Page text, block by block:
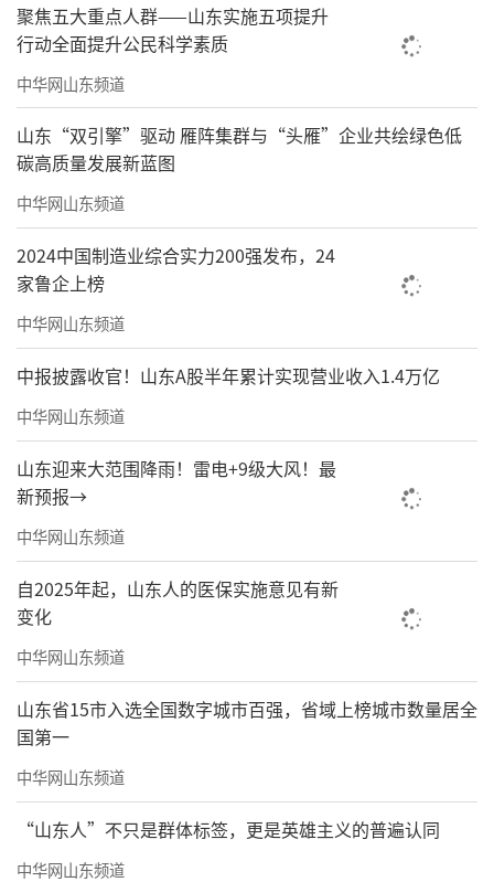
聚焦五大重点人群——山东实施五项提升
行动全面提升公民科学素质
中华网山东频道
山东“双引擎”驱动 雁阵集群与“头雁”企业共绘绿色低
碳高质量发展新蓝图
中华网山东频道
2024中国制造业综合实力200强发布，24
家鲁企上榜
中华网山东频道
中报披露收官！山东A股半年累计实现营业收入1.4万亿
中华网山东频道
山东迎来大范围降雨！雷电+9级大风！最
新预报→
中华网山东频道
自2025年起，山东人的医保实施意见有新
变化
中华网山东频道
山东省15市入选全国数字城市百强，省域上榜城市数量居全
国第一
中华网山东频道
“山东人”不只是群体标签，更是英雄主义的普遍认同
中华网山东频道